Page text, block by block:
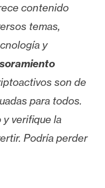
contenido
temas,
y
son de
para todos.
verifique la
Podría perder